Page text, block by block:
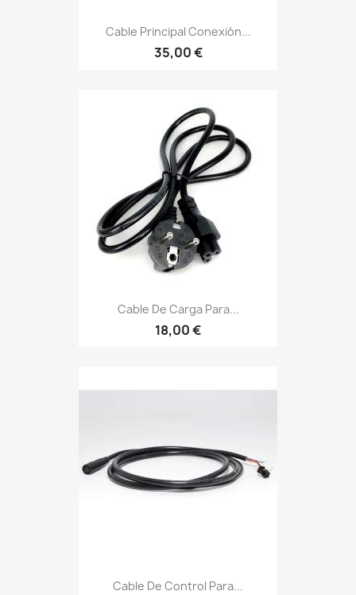
Cable Principal Conexión...
35,00 €
Cable De Carga Para...
18,00 €
Cable De Control Para...